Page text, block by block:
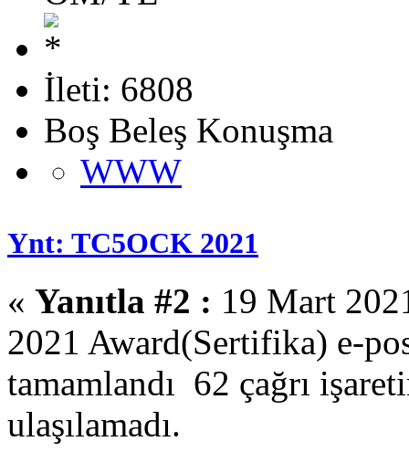
İleti: 6808
Boş Beleş Konuşma
WWW
Ynt: TC5OCK 2021
« Yanıtla #2 : 19 Mart
2021 Award(Sertifika) e-
tamamlandı 62 çağrı
ulaşılamadı.